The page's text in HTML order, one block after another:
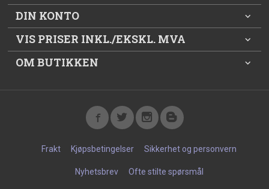
DIN KONTO
VIS PRISER INKL./EKSKL. MVA
OM BUTIKKEN
Frakt Kjøpsbetingelser Sikkerhet og personvern
Nyhetsbrev Ofte stilte spørsmål